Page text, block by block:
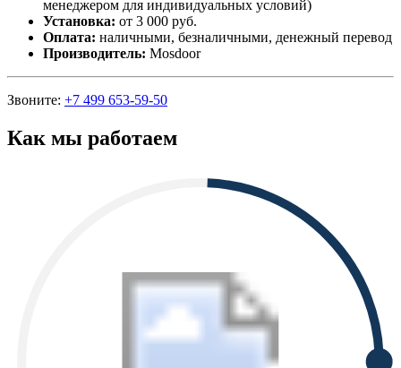
менеджером для индивидуальных условий)
Установка: от 3 000 руб.
Оплата: наличными, безналичными, денежный перевод
Производитель: Mosdoor
Звоните: +7 499 653-59-50
Как мы работаем